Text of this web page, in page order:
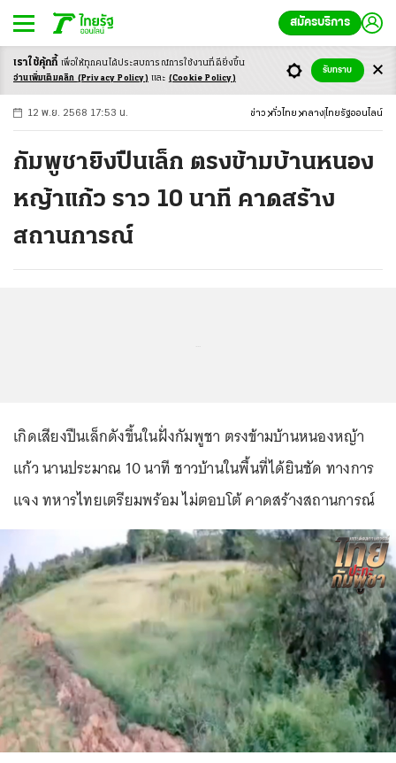
สมัครบริการ
-ก ก ก+
12 พ.ย. 2568 17:53 น. ข่าว ทั่วไทย กลาง ไทยรัฐออนไลน์
กัมพูชายิงปืนเล็ก ตรงข้ามบ้านหนอง
หญ้าแก้ว ราว 10 นาที คาดสร้าง
สถานการณ์
เกิดเสียงปืนเล็กดังขึ้นในฝั่งกัมพูชา ตรงข้ามบ้านหนองหญ้า
แก้ว นานประมาณ 10 นาที ชาวบ้านในพื้นที่ได้ยินชัด ทางการ
แจง ทหารไทยเตรียมพร้อม ไม่ตอบโต้ คาดสร้างสถานการณ์
เราใช้คุ้กกี้ เพื่อให้ทุกคนได้ประสบการณ์การใช้งานที่ดียิ่งขึ้น
อ่านเพิ่มเติมคลิก (Privacy Policy) และ (Cookie Policy)
รับทราบ